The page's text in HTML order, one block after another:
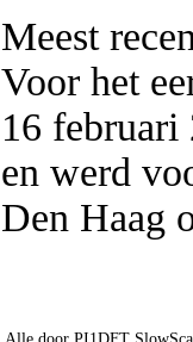
Meest
Voor het
16
en werd
Den Haag